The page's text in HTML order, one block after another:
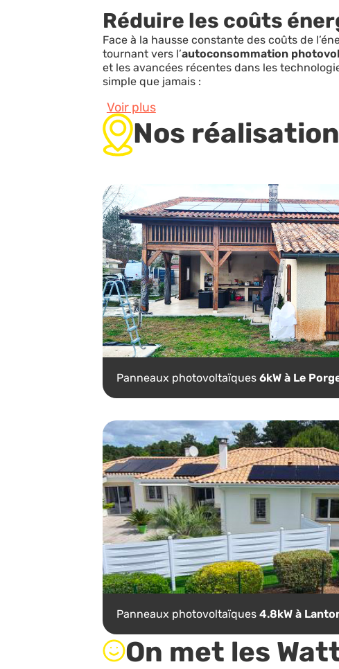
Réduire les coûts
Face à la hausse constante des coûts de
tournant vers l’autoconsommation
et les avancées récentes dans les
simple que jamais :
Voir plus
Nos
Panneaux photovoltaïques 6kW à Le
Panneaux photovoltaïques 4.8kW à
On met les